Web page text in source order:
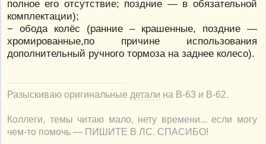
полное его отсутствие; поздние — в обязательной
комплектации);
− обода колёс (ранние – крашенные, поздние —
хромированные,по причине использования
дополнительный ручного тормоза на заднее колесо).
Разыскиваю оригинальные детали на В-63 и В-62.
Коллеги, темы читаю мало, нету времени... если могу
чем-то помочь — ПИШИТЕ В ЛС. СПАСИБО!